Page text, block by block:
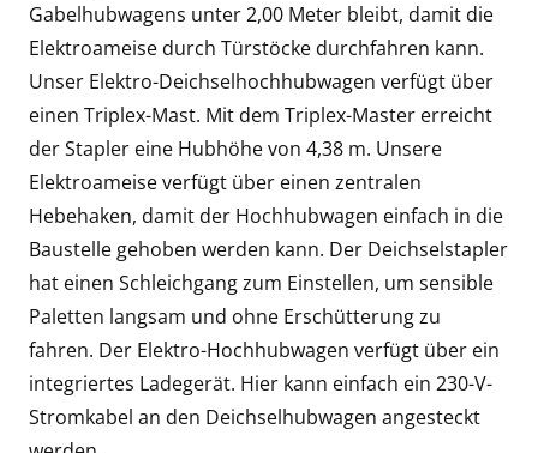
Gabelhubwagens unter 2,00 Meter bleibt, damit die
Elektroameise durch Türstöcke durchfahren kann.
Unser Elektro-Deichselhochhubwagen verfügt über
einen Triplex-Mast. Mit dem Triplex-Master erreicht
der Stapler eine Hubhöhe von 4,38 m. Unsere
Elektroameise verfügt über einen zentralen
Hebehaken, damit der Hochhubwagen einfach in die
Baustelle gehoben werden kann. Der Deichselstapler
hat einen Schleichgang zum Einstellen, um sensible
Paletten langsam und ohne Erschütterung zu
fahren. Der Elektro-Hochhubwagen verfügt über ein
integriertes Ladegerät. Hier kann einfach ein 230-V-
Stromkabel an den Deichselhubwagen angesteckt